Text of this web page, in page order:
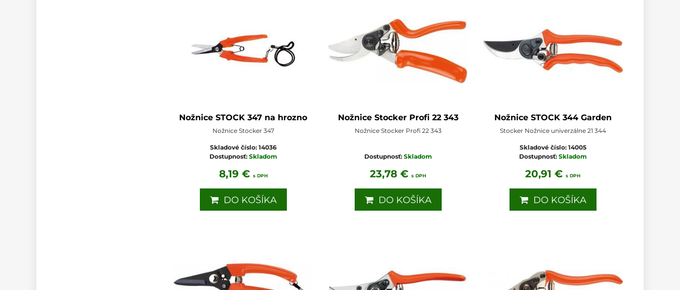
Nožnice STOCK 347 na hrozno
Nožnice Stocker 347
Skladové číslo: 14036
Dostupnosť: Skladom
8,19 € s DPH
DO KOŠÍKA
Nožnice Stocker Profi 22 343
Nožnice Stocker Profi 22 343
Dostupnosť: Skladom
23,78 €s DPH
DO KOŠÍKA
Nožnice STOCK 344 Garden
Stocker Nožnice univerzálne 21 344
Skladové číslo: 14005
Dostupnosť: Skladom
20,91 €s DPH
DO KOŠÍKA